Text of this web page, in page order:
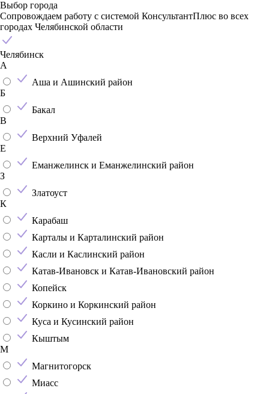
Выбор города
Сопровождаем работу с системой КонсультантПлюс во всех
городах Челябинской области
Челябинск
А
Аша и Ашинский район
Б
Бакал
В
Верхний Уфалей
Е
Еманжелинск и Еманжелинский район
З
Златоуст
К
Карабаш
Карталы и Карталинский район
Касли и Каслинский район
Катав-Ивановск и Катав-Ивановский район
Копейск
Коркино и Коркинский район
Куса и Кусинский район
Кыштым
М
Магнитогорск
Миасс